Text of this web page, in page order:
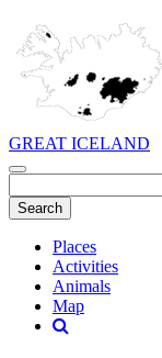
GREAT ICELAND
Places
Activities
Animals
Map